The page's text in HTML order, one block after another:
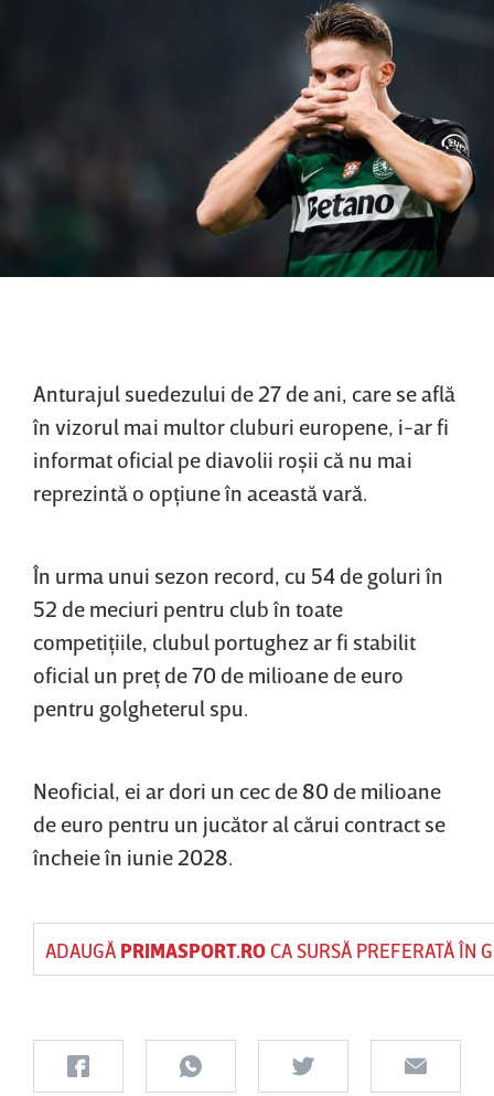
Anturajul suedezului de 27 de ani, care se află
în vizorul mai multor cluburi europene, i-ar fi
informat oficial pe diavolii roşii că nu mai
reprezintă o opţiune în această vară.
În urma unui sezon record, cu 54 de goluri în
52 de meciuri pentru club în toate
competiţiile, clubul portughez ar fi stabilit
oficial un preţ de 70 de milioane de euro
pentru golgheterul spu.
Neoficial, ei ar dori un cec de 80 de milioane
de euro pentru un jucător al cărui contract se
încheie în iunie 2028.
ADAUGĂ PRIMASPORT.ROCA SURSĂ PREFERATĂ ÎN